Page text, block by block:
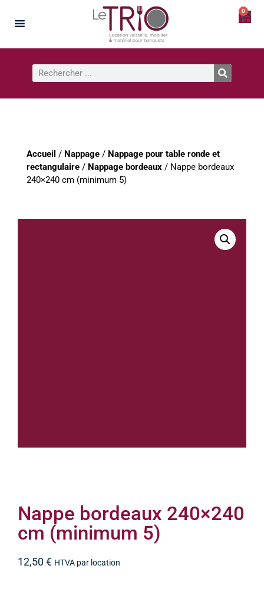
0
Accueil / Nappage / Nappage pour table ronde et
rectangulaire / Nappage bordeaux / Nappe bordeaux
240×240 cm (minimum 5)
Nappe bordeaux 240×240
cm (minimum 5)
12,50 € HTVA par location